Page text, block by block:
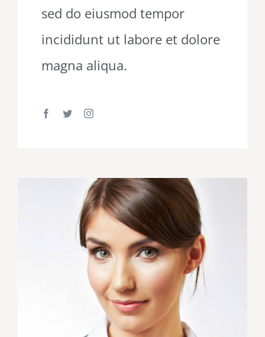
sed do eiusmod tempor
incididunt ut labore et dolore
magna aliqua.